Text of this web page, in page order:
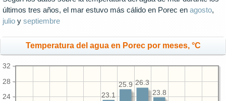
últimos tres años, el mar estuvo más cálido en Porec en agosto,
julio y septiembre
Temperatura del agua en Porec por meses, °C
24
28
32
23.8
26.3
25.9
23.1